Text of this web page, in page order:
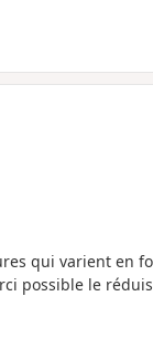
qui varient en
possible le